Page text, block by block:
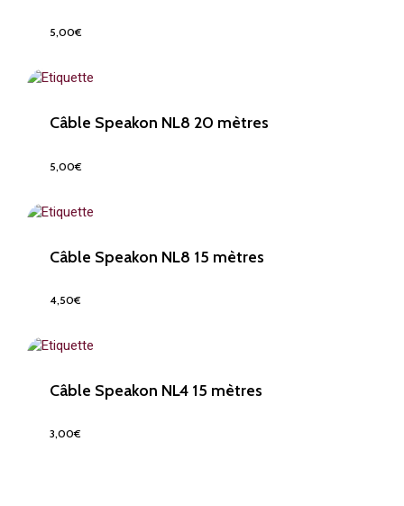
5,00€
5,00
Câble Speakon NL8 20 mètres
5,00€
5,00
Câble Speakon NL8 15 mètres
4,50€
4,50
Câble Speakon NL4 15 mètres
3,00€
3,00